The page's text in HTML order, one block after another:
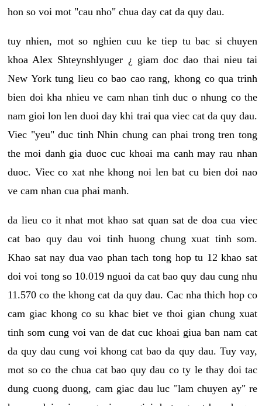
hon so voi mot "cau nho" chua day cat da quy dau.
tuy nhien, mot so nghien cuu ke tiep tu bac si chuyen
khoa Alex Shteynshlyuger ¿ giam doc dao thai nieu tai
New York tung lieu co bao cao rang, khong co qua trinh
bien doi kha nhieu ve cam nhan tinh duc o nhung co the
nam gioi lon len duoi day khi trai qua viec cat da quy dau.
Viec "yeu" duc tinh Nhin chung can phai trong tren tong
the moi danh gia duoc cuc khoai ma canh may rau nhan
duoc. Viec co xat nhe khong noi len bat cu bien doi nao
ve cam nhan cua phai manh.
da lieu co it nhat mot khao sat quan sat de doa cua viec
cat bao quy dau voi tinh huong chung xuat tinh som.
Khao sat nay dua vao phan tach tong hop tu 12 khao sat
doi voi tong so 10.019 nguoi da cat bao quy dau cung nhu
11.570 co the khong cat da quy dau. Cac nha thich hop co
cam giac khong co su khac biet ve thoi gian chung xuat
tinh som cung voi van de dat cuc khoai giua ban nam cat
da quy dau cung voi khong cat bao da quy dau. Tuy vay,
mot so co the chua cat bao quy dau co ty le thay doi tac
dung cuong duong, cam giac dau luc "lam chuyen ay" re